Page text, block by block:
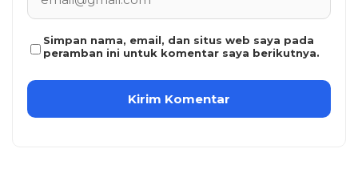
Simpan nama, email, dan situs web saya pada
peramban ini untuk komentar saya berikutnya.